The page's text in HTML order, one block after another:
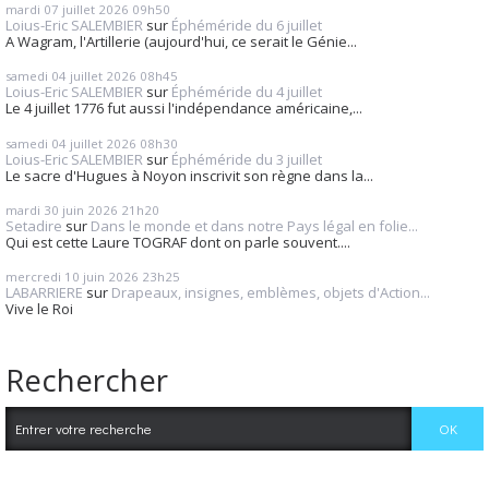
mardi 07 juillet 2026 09h50
Loius-Eric SALEMBIER sur Éphéméride du 6 juillet
A Wagram, l'Artillerie (aujourd'hui, ce serait le Génie...
samedi 04 juillet 2026 08h45
Loius-Eric SALEMBIER sur Éphéméride du 4 juillet
Le 4 juillet 1776 fut aussi l'indépendance américaine,...
samedi 04 juillet 2026 08h30
Loius-Eric SALEMBIER sur Éphéméride du 3 juillet
Le sacre d'Hugues à Noyon inscrivit son règne dans la...
mardi 30 juin 2026 21h20
Setadire sur Dans le monde et dans notre Pays légal en folie...
Qui est cette Laure TOGRAF dont on parle souvent....
mercredi 10 juin 2026 23h25
LABARRIERE sur Drapeaux, insignes, emblèmes, objets d'Action...
Vive le Roi
Rechercher